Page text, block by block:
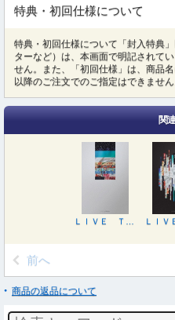
特典・初回仕様について
特典・初回仕様について「封入特典
ターなど）は、本画面で明記されて
せん。また、「初回仕様」は、商品
以降のご注文でのご指定はできませ
関
前へ
商品の返品について